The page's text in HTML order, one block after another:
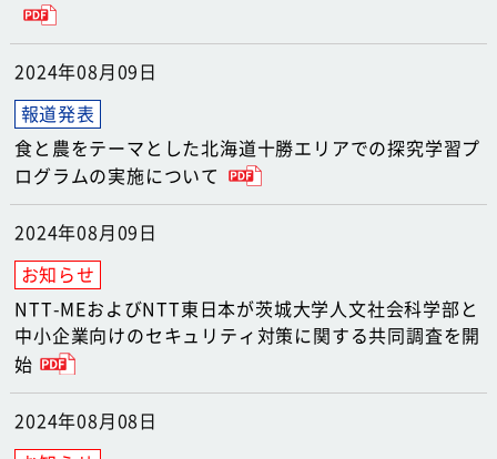
2024年08月09日
食と農をテーマとした北海道十勝エリアでの探究学習プ
ログラムの実施について
2024年08月09日
NTT-MEおよびNTT東日本が茨城大学人文社会科学部と
中小企業向けのセキュリティ対策に関する共同調査を開
始
2024年08月08日